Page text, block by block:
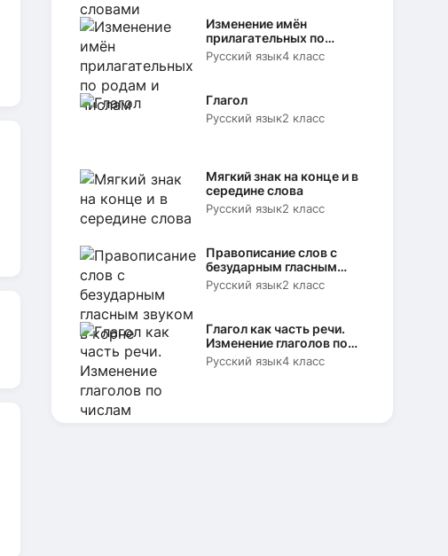
Изменение имён
прилагательных по
родам и числам
Русский язык4 класс
Глагол
Русский язык2 класс
Мягкий знак на конце и в
середине слова
Русский язык2 класс
Правописание слов с
безударным гласным
звуком в корне
Русский язык2 класс
Глагол как часть речи.
Изменение глаголов по
числам
Русский язык4 класс